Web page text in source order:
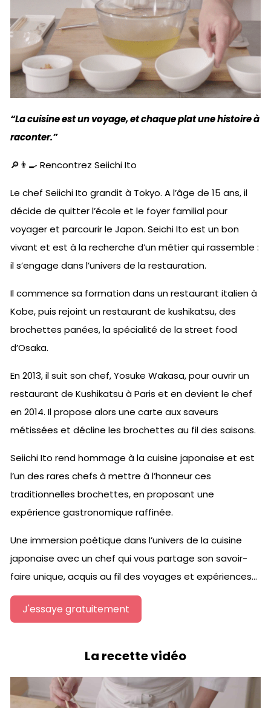
“La cuisine est un voyage, et chaque plat une histoire à
raconter.”
🔎👨‍🍳 Rencontrez Seiichi Ito
Le chef Seiichi Ito grandit à Tokyo. A l’âge de 15 ans, il
décide de quitter l’école et le foyer familial pour
voyager et parcourir le Japon. Seichi Ito est un bon
vivant et est à la recherche d’un métier qui rassemble :
il s’engage dans l’univers de la restauration.
Il commence sa formation dans un restaurant italien à
Kobe, puis rejoint un restaurant de kushikatsu, des
brochettes panées, la spécialité de la street food
d’Osaka.
En 2013, il suit son chef, Yosuke Wakasa, pour ouvrir un
restaurant de Kushikatsu à Paris et en devient le chef
en 2014. Il propose alors une carte aux saveurs
métissées et décline les brochettes au fil des saisons.
Seiichi Ito rend hommage à la cuisine japonaise et est
l’un des rares chefs à mettre à l’honneur ces
traditionnelles brochettes, en proposant une
expérience gastronomique raffinée.
Une immersion poétique dans l’univers de la cuisine
japonaise avec un chef qui vous partage son savoir-
faire unique, acquis au fil des voyages et expériences…
J'essaye gratuitement
La recette vidéo